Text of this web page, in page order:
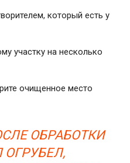
который есть у
участку на несколько
очищенное место
ОБРАБОТКИ